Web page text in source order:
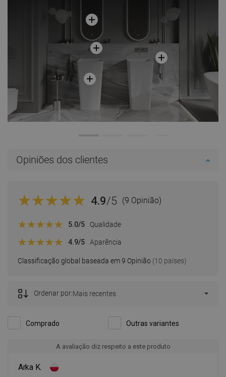
Opiniões dos clientes
4.9/5 (9 Opinião)
Classificação global baseada em 9 Opinião (10 países)
5.0/5 Qualidade
4.9/5 Aparência
Comprado Outras variantes
Ordenar por:Mais recentes
A avaliação diz respeito a este produto
Arka K.